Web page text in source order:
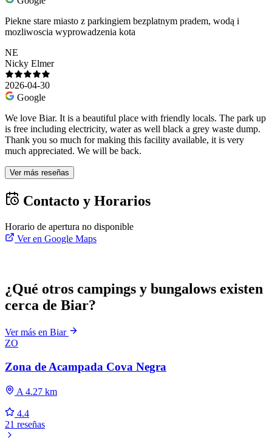
Piekne stare miasto z parkingiem bezplatnym pradem, wodą i
mozliwoscia wyprowadzenia kota
NE
Nicky Elmer
2026-04-30
Google
We love Biar. It is a beautiful place with friendly locals. The park up
is free including electricity, water as well black a grey waste dump.
Thank you so much for making this facility available, it is very
much appreciated. We will be back.
Ver más reseñas
Contacto y Horarios
Horario de apertura no disponible
Ver en Google Maps
¿Qué otros campings y bungalows existen
cerca de Biar?
Ver más en Biar
ZO
Zona de Acampada Cova Negra
A 4.27 km
4.4
21 reseñas